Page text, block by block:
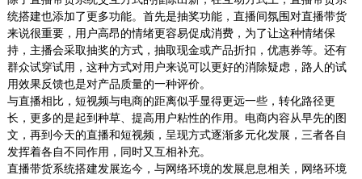
统搭建也添加了更多功能。首先是抽奖功能，直播间氛围对直播带货
来说很重要，用户高昂的情绪更容易促成消费，为了让这种情绪保
持，主播会采取抽奖的方式，抽取现金或产品折扣，优惠券等。还有
群众试穿试用，这种方式对用户来说可以更好的消除疑虑，路人的试
用效果反馈也是对产品质量的一种评价。
与直播相比，短视频与电商的距离似乎显得更远一些，转化路径更
长，更多的是起到种草、提高用户粘性的作用。电商内容从早先的图
文，再到今天的直播和短视频，呈现方式逐渐多元化发展，三者各自
发挥着各自不同作用，同时又互相补充。
直播带货系统搭建发展迄今，与网络环境的发展息息相关，网络环境